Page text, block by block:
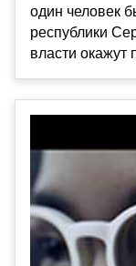
один человек
республики
власти окажут